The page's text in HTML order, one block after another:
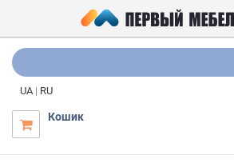
UA | RU

Кошик